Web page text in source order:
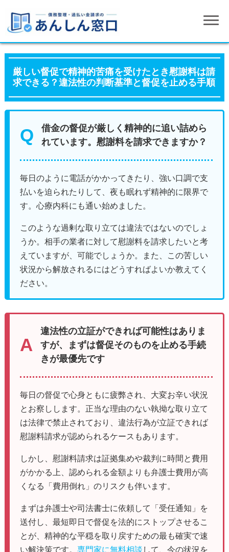
厳しい督促で精神的苦痛を受けたとき慰謝料は請
求できる？違法性の判断基準と督促を止める手順
借金の督促が厳しく精神的に追い詰めら
れています。慰謝料を請求できますか？
毎日のように電話がかかってきたり、強い口調で支
払いを迫られたりして、夜も眠れず精神的に限界で
す。心療内科にも通い始めました。
このような過剰な取り立ては違法ではないのでしょ
うか。相手の業者に対して慰謝料を請求したいと考
えていますが、可能でしょうか。また、この苦しい
状況から解放されるにはどうすればよいか教えてく
ださい。
違法性の立証ができれば可能性はありま
すが、まずは督促そのものを止める手続
きが最優先です
毎日の督促で心身ともに疲弊され、大変お辛い状況
とお察しします。正当な理由のない執拗な取り立て
は法律で禁止されており、違法行為が立証できれば
慰謝料請求が認められるケースもあります。
しかし、慰謝料請求は証拠集めや裁判に時間と費用
がかかる上、認められる金額よりも弁護士費用が高
くなる「費用倒れ」のリスクも伴います。
まずは弁護士や司法書士に依頼して「受任通知」を
送付し、最短即日で督促を法的にストップさせるこ
とが、精神的な平穏を取り戻すための最も確実で速
い解決策です。 専門家に無料相談 して、今の状況を